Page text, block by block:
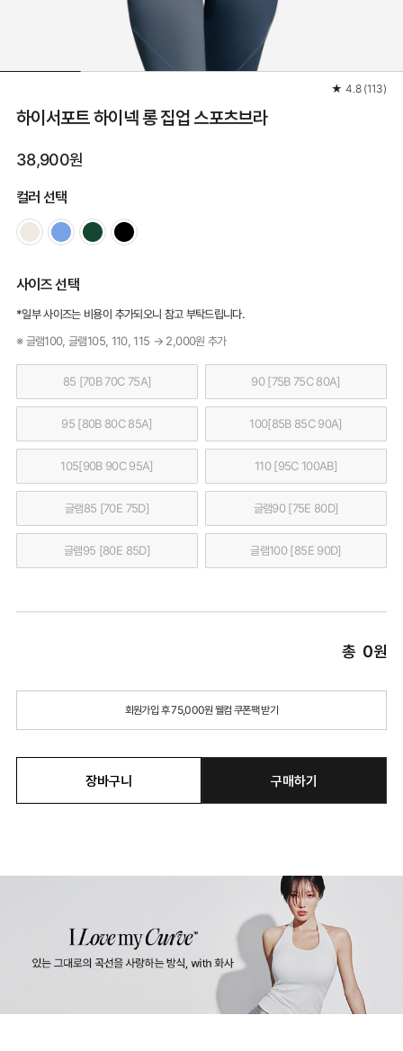
★ 4.8 (113)
하이서포트 하이넥 롱 집업 스포츠브라
38,900원
컬러 선택
사이즈 선택
*일부 사이즈는 비용이 추가되오니 참고 부탁드립니다.
※ 글램100, 글램105, 110, 115 → 2,000원 추가
85 [70B 70C 75A] 90 [75B 75C 80A]
95 [80B 80C 85A] 100[85B 85C 90A]
105[90B 90C 95A] 110 [95C 100AB]
글램85 [70E 75D] 글램90 [75E 80D]
글램95 [80E 85D] 글램100 [85E 90D]
총 0원
회원가입 후 75,000원 웰컴 쿠폰팩 받기
장바구니 구매하기